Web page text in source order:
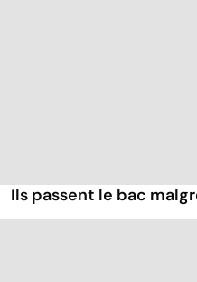
Ils passent le bac